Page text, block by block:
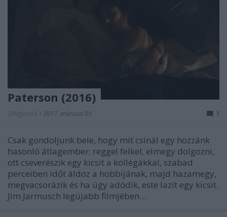
Paterson (2016)
• 2017. március 01. 1
Csak gondoljunk bele, hogy mit csinál egy hozzánk
hasonló átlagember: reggel felkel, elmegy dolgozni,
ott cseverészik egy kicsit a kollégákkal, szabad
perceiben időt áldoz a hobbijának, majd hazamegy,
megvacsorázik és ha úgy adódik, este lazít egy kicsit.
Jim Jarmusch legújabb filmjében…